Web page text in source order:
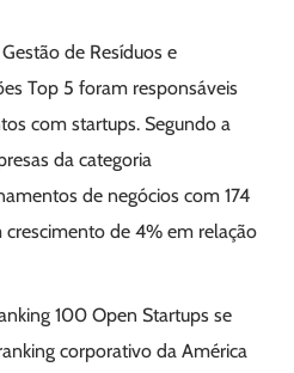
de Resíduos e
Top 5 foram responsáveis
com startups. Segundo a
da categoria
de negócios com 174
de 4% em relação
100 Open Startups se
corporativo da América